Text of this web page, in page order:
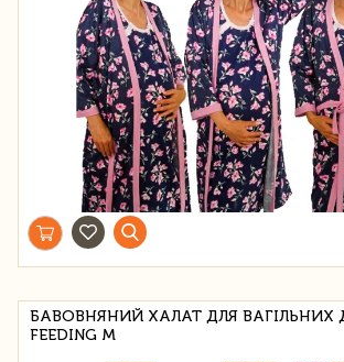
БАВОВНЯНИЙ ХАЛАТ ДЛЯ ВАГІЛЬНИХ
FEEDING M